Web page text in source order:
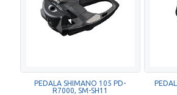
PEDALA SHIMANO 105 PD-
R7000, SM-SH11